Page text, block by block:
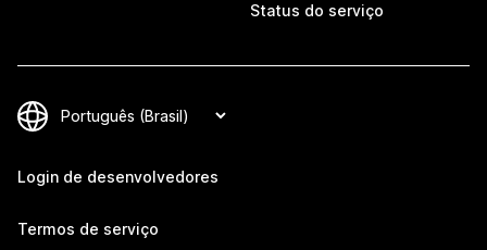
Status do serviço
Login de desenvolvedores
Termos de serviço